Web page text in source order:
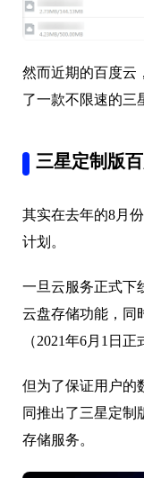
然而近期的百度云
了一款不限速的三
三星定制版
其实在去年的8月
计划。
一旦云服务正式下
云盘存储功能，同
（2021年6月1日正
但为了保证用户的
同推出了三星定制
存储服务。